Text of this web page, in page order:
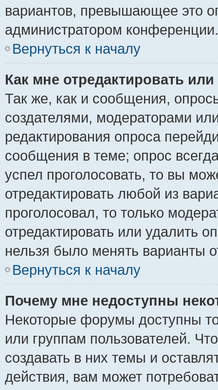
вариантов, превышающее это
администратором конференции.
Вернуться к началу
Как мне отредактировать
Так же, как и сообщения,
создателями, модераторами
редактирования опроса
сообщения в теме; опрос
успел проголосовать, то вы
отредактировать любой из
проголосовал, то только
отредактировать или удалить
нельзя было менять варианты
Вернуться к началу
Почему мне недоступны
Некоторые форумы доступны
или группам пользователей.
создавать в них темы и
действия, вам может